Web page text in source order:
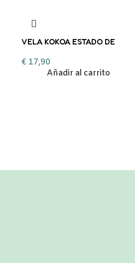
VELA KOKOA ESTADO DE
€ 17,90
Añadir al carrito